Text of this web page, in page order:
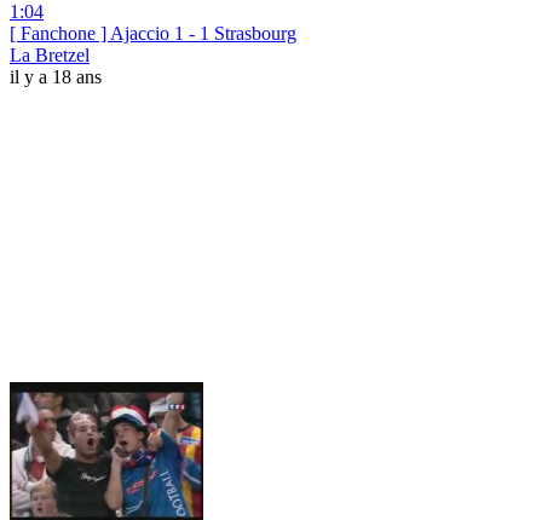
1:04
[ Fanchone ] Ajaccio 1 - 1 Strasbourg
La Bretzel
il y a 18 ans